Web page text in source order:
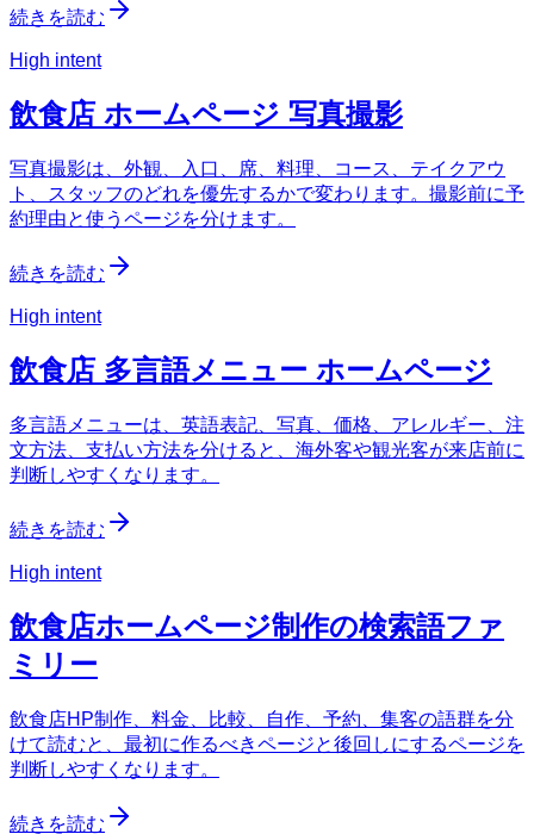
続きを読む
High intent
飲食店 ホームページ 写真撮影
写真撮影は、外観、入口、席、料理、コース、テイクアウ
ト、スタッフのどれを優先するかで変わります。撮影前に予
約理由と使うページを分けます。
続きを読む
High intent
飲食店 多言語メニュー ホームページ
多言語メニューは、英語表記、写真、価格、アレルギー、注
文方法、支払い方法を分けると、海外客や観光客が来店前に
判断しやすくなります。
続きを読む
High intent
飲食店ホームページ制作の検索語ファ
ミリー
飲食店HP制作、料金、比較、自作、予約、集客の語群を分
けて読むと、最初に作るべきページと後回しにするページを
判断しやすくなります。
続きを読む